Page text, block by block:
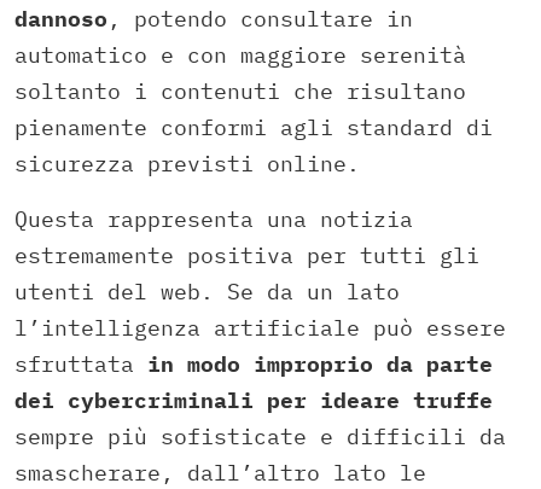
dannoso , potendo consultare in
automatico e con maggiore serenità
soltanto i contenuti che risultano
pienamente conformi agli standard di
sicurezza previsti online.
Questa rappresenta una notizia
estremamente positiva per tutti gli
utenti del web. Se da un lato
l’intelligenza artificiale può essere
sfruttata in modo improprio da parte
dei cybercriminali per ideare truffe
sempre più sofisticate e difficili da
smascherare, dall’altro lato le